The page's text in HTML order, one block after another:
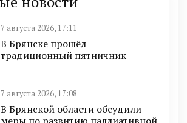
7 августа 2026, 17:11
В Брянске прошёл
традиционный пятничник
7 августа 2026, 17:08
В Брянской области обсудили